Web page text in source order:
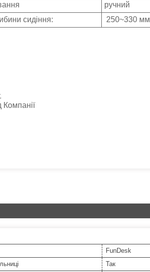
ручний
сидіння:
250~330 мм
Компанії
FunDesk
Так